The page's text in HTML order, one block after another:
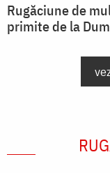
Rugăciune de
primite de la